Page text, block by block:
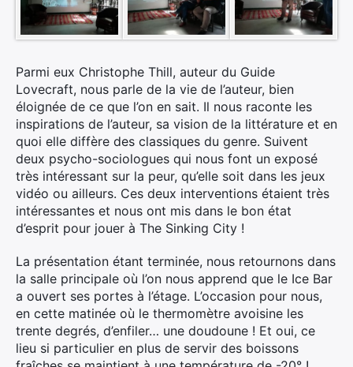
Parmi eux Christophe Thill, auteur du Guide
Lovecraft, nous parle de la vie de l’auteur, bien
éloignée de ce que l’on en sait. Il nous raconte les
inspirations de l’auteur, sa vision de la littérature et en
quoi elle diffère des classiques du genre. Suivent
deux psycho-sociologues qui nous font un exposé
très intéressant sur la peur, qu’elle soit dans les jeux
vidéo ou ailleurs. Ces deux interventions étaient très
intéressantes et nous ont mis dans le bon état
d’esprit pour jouer à The Sinking City !
La présentation étant terminée, nous retournons dans
la salle principale où l’on nous apprend que le Ice Bar
a ouvert ses portes à l’étage. L’occasion pour nous,
en cette matinée où le thermomètre avoisine les
trente degrés, d’enfiler… une doudoune ! Et oui, ce
lieu si particulier en plus de servir des boissons